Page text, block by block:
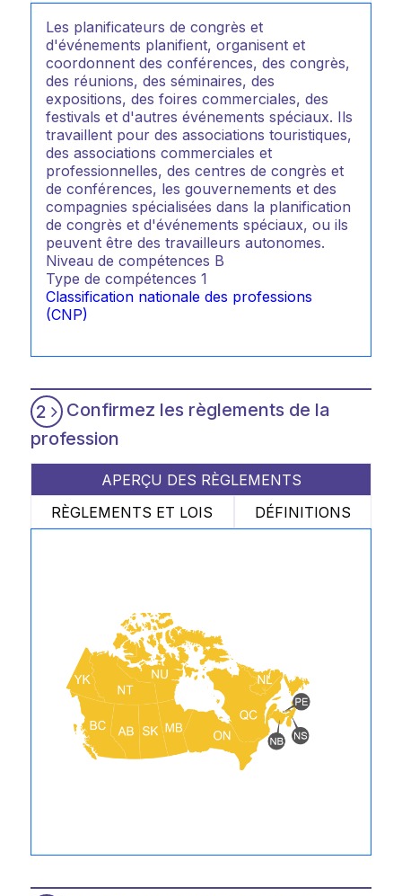
Les planificateurs de congrès et
d'événements planifient, organisent et
coordonnent des conférences, des congrès,
des réunions, des séminaires, des
expositions, des foires commerciales, des
festivals et d'autres événements spéciaux. Ils
travaillent pour des associations touristiques,
des associations commerciales et
professionnelles, des centres de congrès et
de conférences, les gouvernements et des
compagnies spécialisées dans la planification
de congrès et d'événements spéciaux, ou ils
peuvent être des travailleurs autonomes.
Niveau de compétences B
Type de compétences 1
Classification nationale des professions
(CNP)
2
Confirmez les règlements de la
profession
APERÇU DES RÈGLEMENTS
RÈGLEMENTS ET LOIS
DÉFINITIONS